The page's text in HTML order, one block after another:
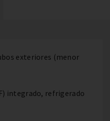
exteriores (menor
integrado, refrigerado